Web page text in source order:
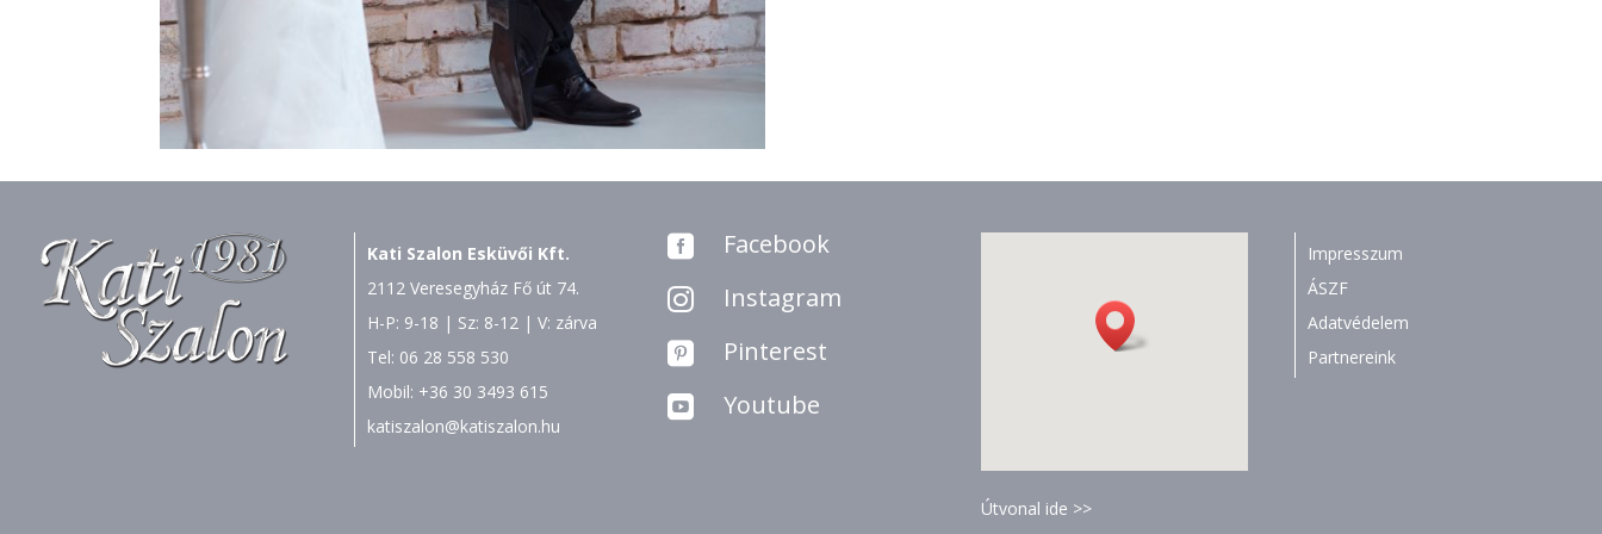
Kati Szalon Esküvői Kft.
2112 Veresegyház Fő út 74.
H-P: 9-18 | Sz: 8-12 | V: zárva
Tel: 06 28 558 530
Mobil: +36 30 3493 615
katiszalon@katiszalon.hu
 Facebook
 Instagram
 Pinterest
 Youtube
Útvonal ide >>
Impresszum
ÁSZF
Adatvédelem
Partnereink